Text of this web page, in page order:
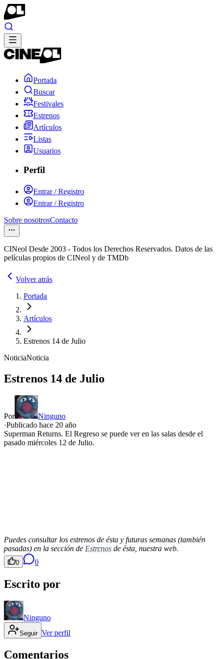
Portada
Buscar
Festivales
Estrenos
Artículos
Listas
Usuarios
Perfil
Entrar / Registro
Entrar / Registro
Sobre nosotrosContacto
CINeol Desde 2003 - Todos los Derechos Reservados. Datos de las
películas propios de CINeol y de TMDb
Volver atrás
Portada
Artículos
Estrenos 14 de Julio
NoticiaNoticia
Estrenos 14 de Julio
Por
Ninguno
·Publicado hace 20 año
Superman Returns. El Regreso se puede ver en las salas desde el
pasado miércoles 12 de Julio.
Puedes consultar los estrenos de ésta y futuras semanas (también
pasadas) en la sección de Estrenos de ésta, nuestra web.
0 0
Escrito por
Ninguno
Seguir Ver perfil
Comentarios